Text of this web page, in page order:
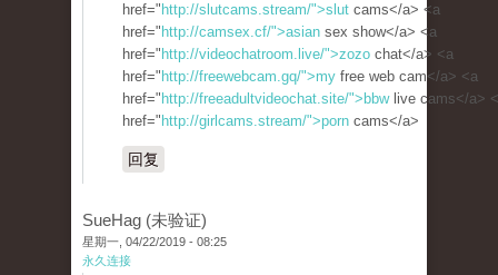
href=" http://slutcams.stream/">slut cams</a> <a
href=" http://camsex.cf/">asian sex show</a> <a
href=" http://videochatroom.live/">zozo chat</a> <a
href=" http://freewebcam.gq/">my free web cam</a> <a
href=" http://freeadultvideochat.site/">bbwlive cams</a>
href=" http://girlcams.stream/">porn cams</a>
回复
SueHag (未验证)
星期一, 04/22/2019 - 08:25
永久连接